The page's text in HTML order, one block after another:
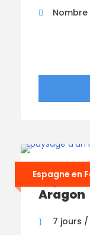
Nombre
Espagne en
Séjour
Aragon
7 jours